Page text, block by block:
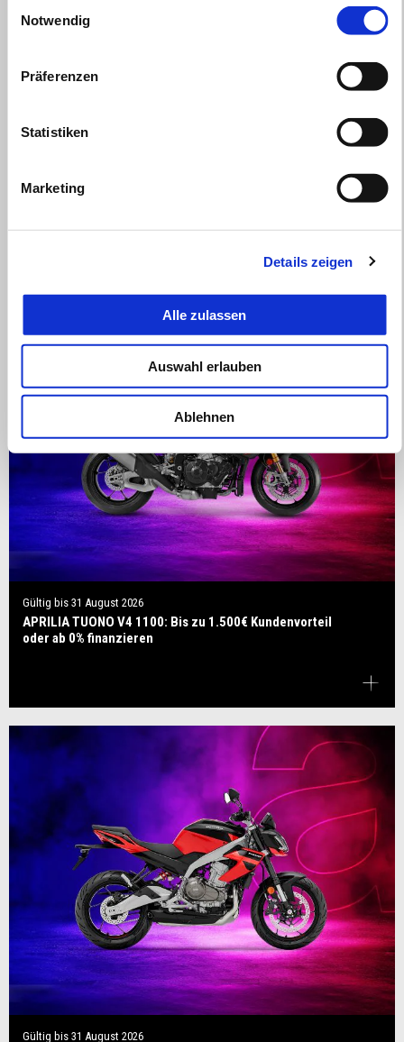
Notwendig
Präferenzen
Statistiken
Marketing
Details zeigen
Alle zulassen
Auswahl erlauben
Ablehnen
APRILIA SR GT: Bis zu 1.000€ Kundenvorteil oder ab
Gültig bis 31 August 2026
APRILIA TUONO V4 1100: Bis zu 1.500€ Kundenvorteil
oder ab 0% finanzieren
Gültig bis 31 August 2026